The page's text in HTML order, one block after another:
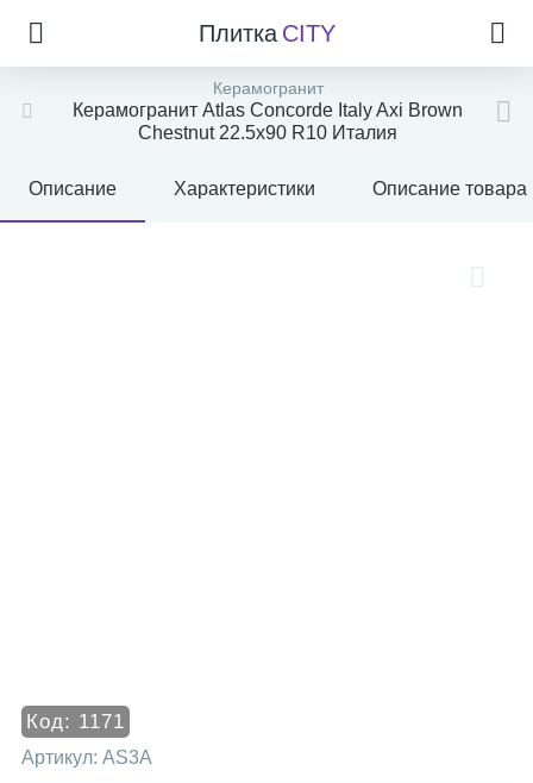
Плитка CITY
Керамогранит
Керамогранит Atlas Concorde Italy Axi Brown
Chestnut 22.5x90 R10 Италия
Описание Характеристики Описание товара
Код: 1171
Артикул: AS3A